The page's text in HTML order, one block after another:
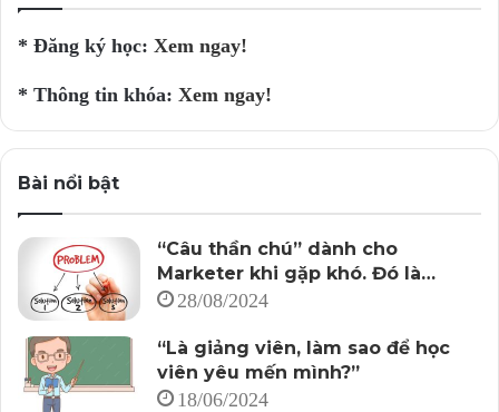
* Đăng ký học: Xem ngay!
* Thông tin khóa: Xem ngay!
Bài nổi bật
“Câu thần chú” dành cho
Marketer khi gặp khó. Đó là…
28/08/2024
“Là giảng viên, làm sao để học
viên yêu mến mình?”
18/06/2024